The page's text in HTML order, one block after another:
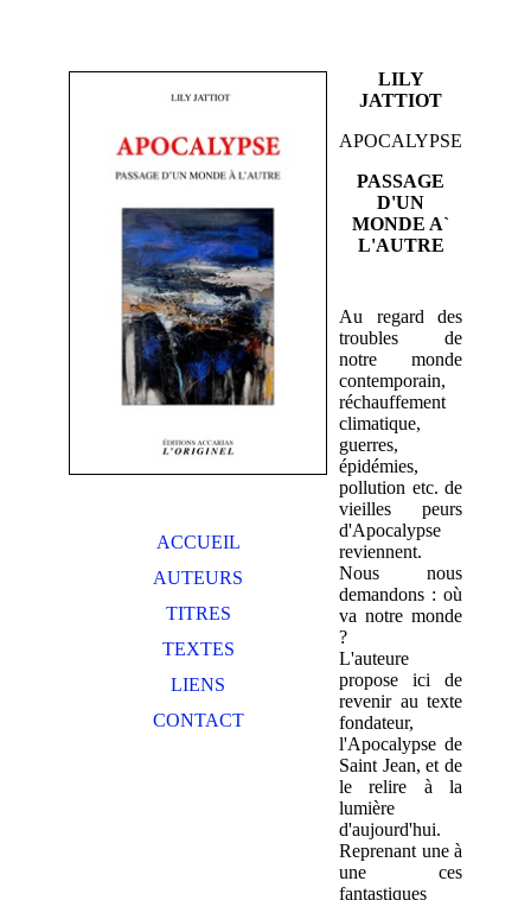
ACCUEIL
AUTEURS
TITRES
TEXTES
LIENS
CONTACT
LILY
JATTIOT
APOCALYPSE
PASSAGE
D'UN
MONDE A`
L'AUTRE
Au regard des
troubles de
notre monde
contemporain,
réchauffement
climatique,
guerres,
épidémies,
pollution etc. de
vieilles peurs
d'Apocalypse
reviennent.
Nous nous
demandons : où
va notre monde
?
L'auteure
propose ici de
revenir au texte
fondateur,
l'Apocalypse de
Saint Jean, et de
le relire à la
lumière
d'aujourd'hui.
Reprenant une à
une ces
fantastiques